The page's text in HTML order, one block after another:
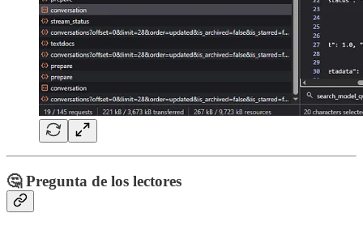
🤔 Pregunta de los lectores